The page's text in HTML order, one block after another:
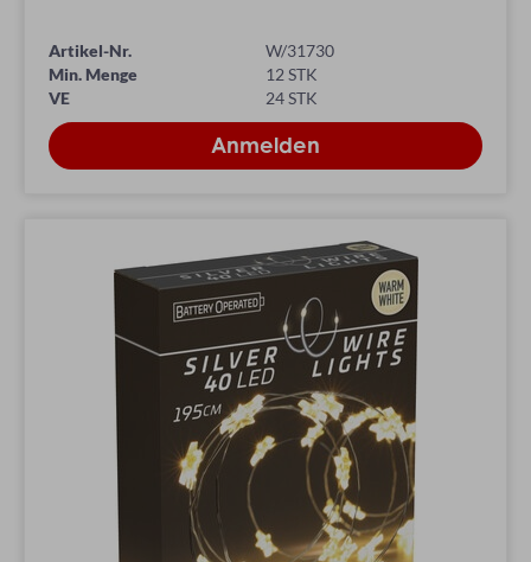
Artikel-Nr.
W/31730
Min. Menge
12 STK
VE
24 STK